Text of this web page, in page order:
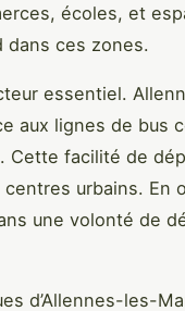
écoles, et
dans ces zones.
essentiel.
aux lignes de bus
facilité de
urbains. En
une volonté de
d’Allennes-les-